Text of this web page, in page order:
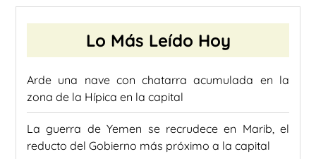
Lo Más Leído Hoy
Arde una nave con chatarra acumulada en la
zona de la Hípica en la capital
La guerra de Yemen se recrudece en Marib, el
reducto del Gobierno más próximo a la capital